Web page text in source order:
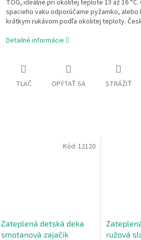
TOG, ideálne pri okolitej teplote 13 až 16
spacieho vaku odporúčame pyžamko, alebo
krátkym rukávom podľa okolitej teploty.
Detailné informácie
TLAČ OPÝTAŤ SA STRÁŽIŤ
Zateplená detská deka
smotanová zajačik
Kód:12120
ružová